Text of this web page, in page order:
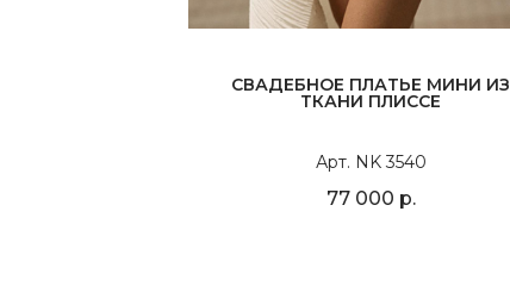
СВАДЕБНОЕ ПЛАТЬЕ МИНИ ИЗ
ТКАНИ ПЛИССЕ
Арт. NK 3540
77 000 р.